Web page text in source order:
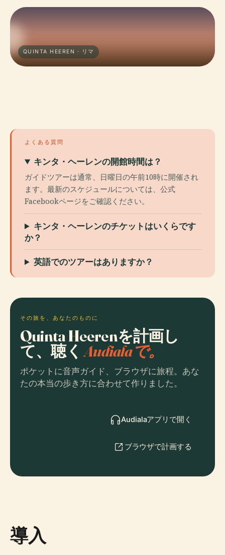
QUINTA HEEREN · リマ
よくある質問
キンタ・ヘーレンの開館時間は？
ガイドツアーは通常、日曜日の午前10時に開催され
ます。最新のスケジュールについては、公式
Facebookページをご確認ください。
キンタ・ヘーレンのチケットはいくらです
か？
英語でのツアーはありますか？
その旅を、あなたのものに
Quinta Heerenを計画し
て、聴くAudialaで。
ポケットに音声ガイド、ブラウザに旅程。あな
たの本当の歩き方に合わせて作りました。
Audialaアプリで開く
ブラウザで計画する
導入